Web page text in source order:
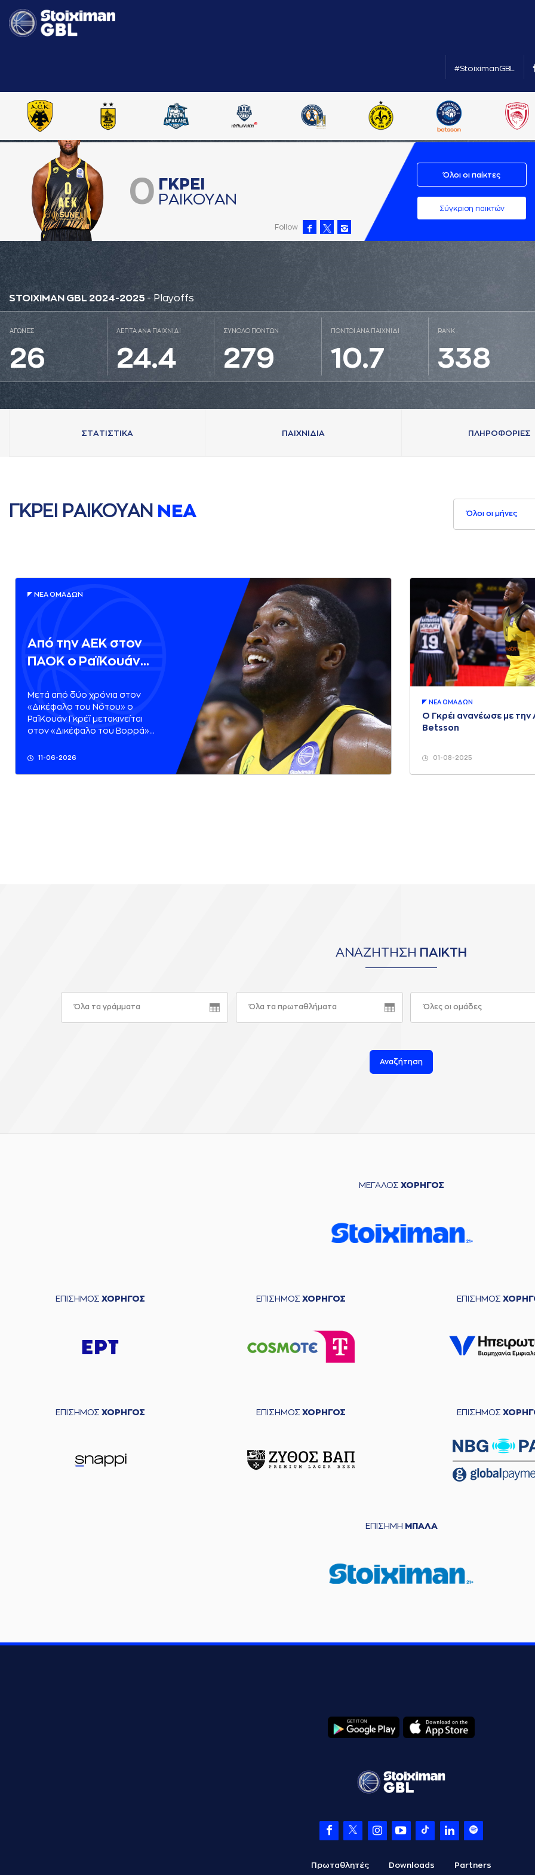
#StoiximanGBL
0 ΓΚΡΕΙ
ΡAΙΚΟΥAΝ
Follow
Όλοι οι παίκτες
Σύγκριση παικτών
STOIXIMAN GBL 2024-2025 - Playoffs
ΑΓΩΝΕΣ
26
ΛΕΠΤΑ ΑΝΑ ΠΑΙΧΝΙΔΙ
24.4
ΣΥΝΟΛΟ ΠΟΝΤΩΝ
279
ΠΟΝΤΟΙ ΑΝΑ ΠΑΙΧΝΙΔΙ
10.7
RANK
338
ΣΤAΤΙΣΤΙΚA ΠAΙΧΝΙΔΙA ΠΛΗΡΟΦΟΡΙΕΣ
ΓΚΡΕΙ ΡAΙΚΟΥAΝ ΝΕA Όλοι οι μήνες
11-06-2026
ΝΕA ΟΜAΔΩΝ
Από την ΑΕΚ στον
ΠΑΟΚ ο ΡαϊΚουάν
Μετά από δύο χρόνια στον
«Δικέφαλο του Νότου» ο
ΡαϊΚουάν Γκρέϊ μετακινείται
στον «Δικέφαλο του Βορρά»
01-08-2025
ΝΕA ΟΜAΔΩΝ
Ο Γκρέι ανανέωσε με την
Betsson
ΑΝΑΖΗΤΗΣΗ ΠΑΙΚΤΗ
Όλα τα γράμματα Όλα τα πρωταθλήματα Όλες οι ομάδες
Αναζήτηση
ΜΕΓΑΛΟΣ ΧΟΡΗΓΟΣ
ΕΠΙΣΗΜΟΣ ΧΟΡΗΓΟΣ ΕΠΙΣΗΜΟΣ ΧΟΡΗΓΟΣ ΕΠΙΣΗΜΟΣ
ΕΠΙΣΗΜΟΣ ΧΟΡΗΓΟΣ ΕΠΙΣΗΜΟΣ ΧΟΡΗΓΟΣ ΕΠΙΣΗΜΟΣ
ΕΠΙΣΗΜΗ ΜΠΑΛΑ
Πρωταθλητές Downloads Partners